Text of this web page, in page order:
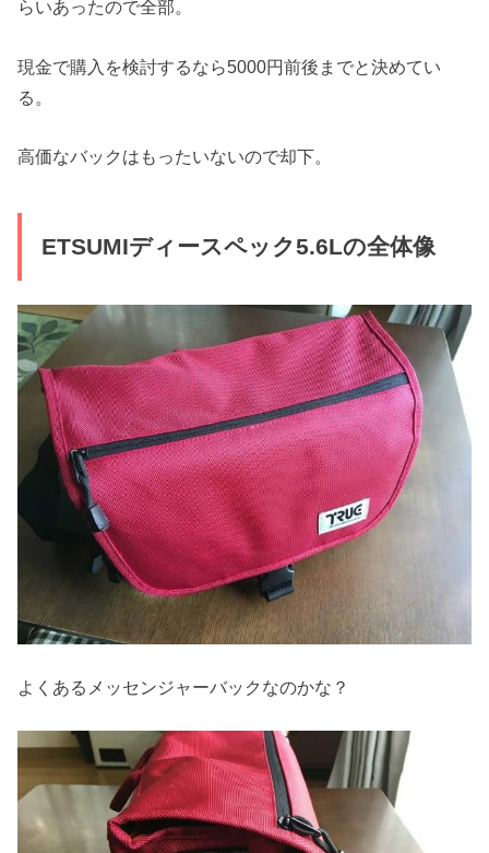
らいあったので全部。
現金で購入を検討するなら5000円前後までと決めてい
る。
高価なバックはもったいないので却下。
ETSUMIディースペック5.6Lの全体像
よくあるメッセンジャーバックなのかな？